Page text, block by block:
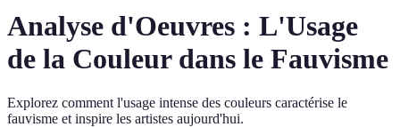
Analyse d'Oeuvres : L'Usage
de la Couleur dans le Fauvisme
Explorez comment l'usage intense des couleurs caractérise le
fauvisme et inspire les artistes aujourd'hui.